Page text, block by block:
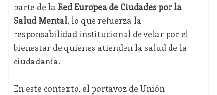
parte de la Red Europea de Ciudades por la
Salud Mental, lo que refuerza la
responsabilidad institucional de velar por el
bienestar de quienes atienden la salud de la
ciudadanía.
En este contexto, el portavoz de Unión